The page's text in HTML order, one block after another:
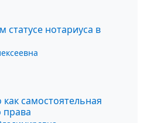
статусе нотариуса в
самостоятельная
права